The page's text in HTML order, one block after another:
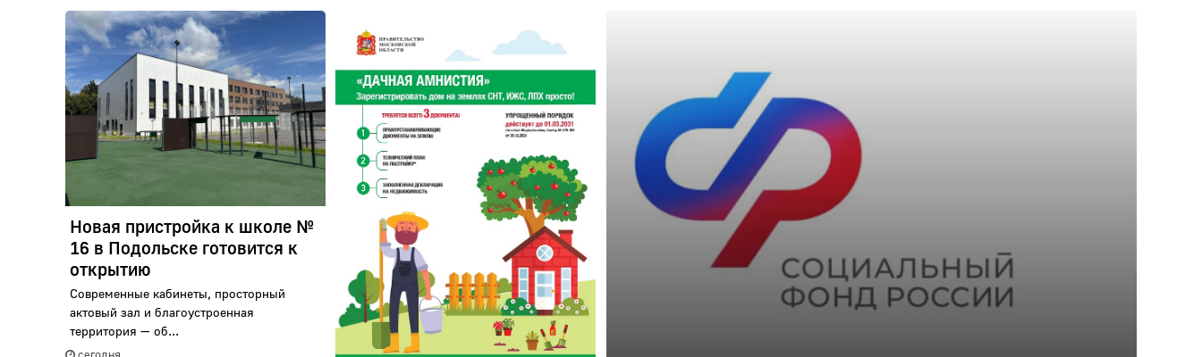
Новая пристройка к школе №
16 в Подольске готовится к
открытию
Современные кабинеты, просторный
актовый зал и благоустроенная
территория — об...
сегодня